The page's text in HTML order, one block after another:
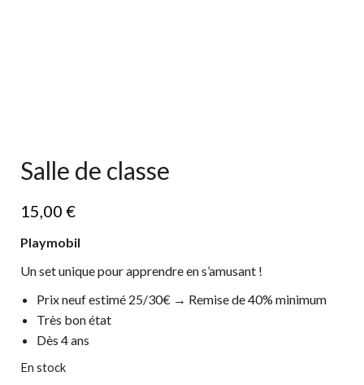
Salle de classe
15,00 €
Playmobil
Un set unique pour apprendre en s’amusant !
Prix neuf estimé 25/30€ → Remise de 40% minimum
Très bon état
Dès 4 ans
En stock